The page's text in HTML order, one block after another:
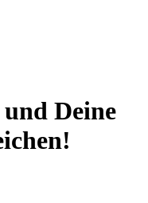
und Deine